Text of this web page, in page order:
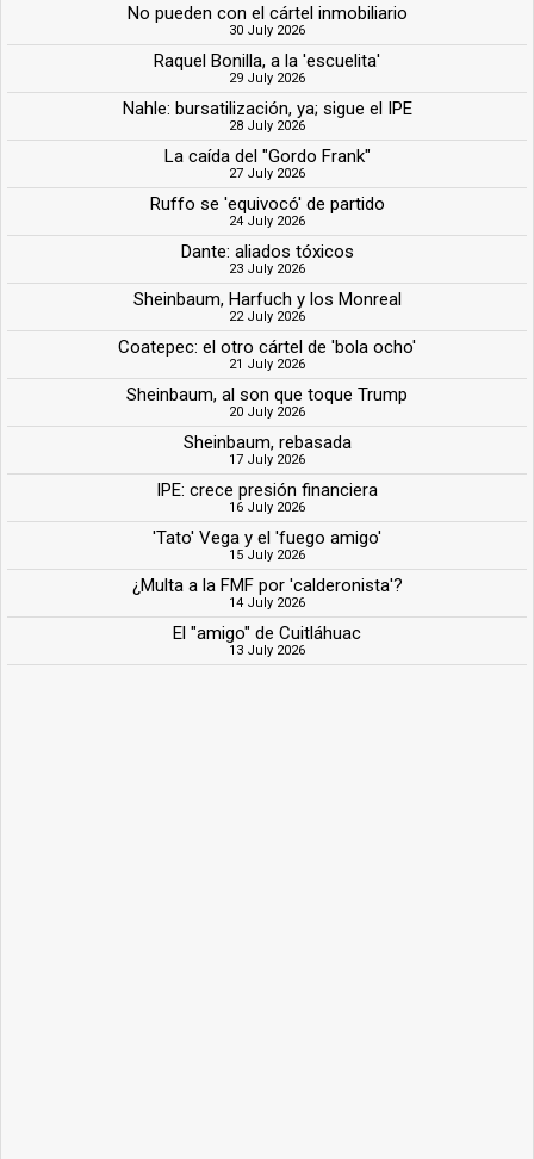
No pueden con el cártel inmobiliario
30 July 2026
Raquel Bonilla, a la 'escuelita'
29 July 2026
Nahle: bursatilización, ya; sigue el IPE
28 July 2026
La caída del "Gordo Frank"
27 July 2026
Ruffo se 'equivocó' de partido
24 July 2026
Dante: aliados tóxicos
23 July 2026
Sheinbaum, Harfuch y los Monreal
22 July 2026
Coatepec: el otro cártel de 'bola ocho'
21 July 2026
Sheinbaum, al son que toque Trump
20 July 2026
Sheinbaum, rebasada
17 July 2026
IPE: crece presión financiera
16 July 2026
'Tato' Vega y el 'fuego amigo'
15 July 2026
¿Multa a la FMF por 'calderonista'?
14 July 2026
El "amigo" de Cuitláhuac
13 July 2026